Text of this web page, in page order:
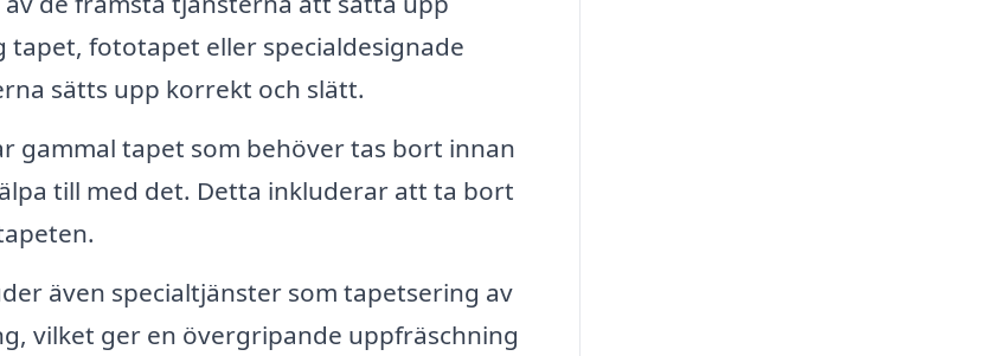
fototapet eller specialdesignade
sätts upp korrekt och slätt.
gammal tapet som behöver tas bort innan
till med det. Detta inkluderar att ta bort
även specialtjänster som tapetsering av
vilket ger en övergripande uppfräschning